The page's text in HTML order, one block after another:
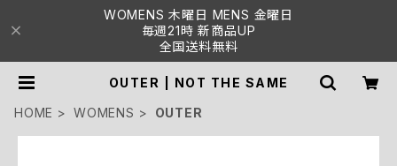
WOMENS 木曜日 MENS 金曜日
毎週21時 新商品UP
全国送料無料
OUTER | NOT THE SAME
HOME
WOMENS OUTER